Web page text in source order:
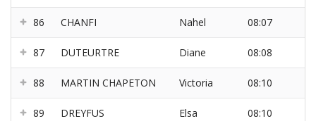
86 CHANFI Nahel 08:07
87 DUTEURTRE Diane 08:08
88 MARTIN CHAPETON Victoria 08:10
89 DREYFUS Elsa 08:10